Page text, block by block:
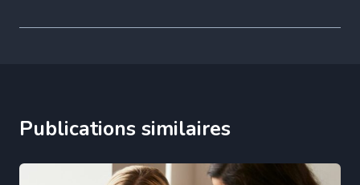
Publications similaires